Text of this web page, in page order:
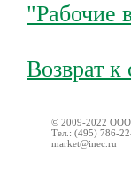
"Рабочие
Возврат к
© 2009-2022
Тел.: (495) 786-
market@inec.ru